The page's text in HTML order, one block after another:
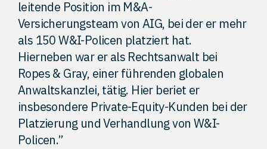
leitende Position im M&A-
Versicherungsteam von AIG, bei der er mehr
als 150 W&I-Policen platziert hat.
Hierneben war er als Rechtsanwalt bei
Ropes & Gray, einer führenden globalen
Anwaltskanzlei, tätig. Hier beriet er
insbesondere Private-Equity-Kunden bei der
Platzierung und Verhandlung von W&I-
Policen.”